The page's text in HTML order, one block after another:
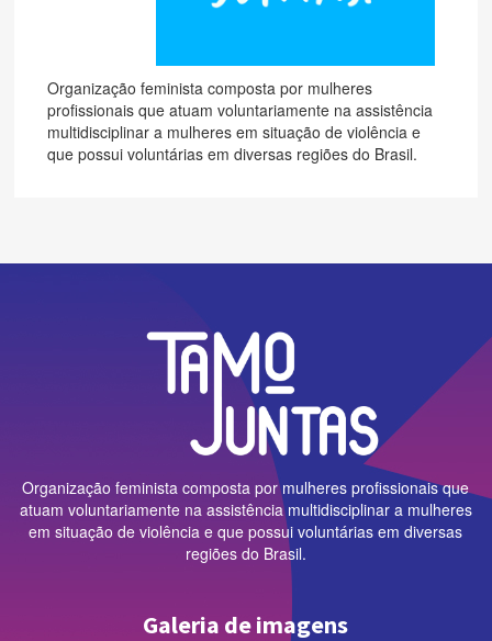
Organização feminista composta por mulheres
profissionais que atuam voluntariamente na assistência
multidisciplinar a mulheres em situação de violência e
que possui voluntárias em diversas regiões do Brasil.
Organização feminista composta por mulheres profissionais que
atuam voluntariamente na assistência multidisciplinar a mulheres
em situação de violência e que possui voluntárias em diversas
regiões do Brasil.
Galeria de imagens